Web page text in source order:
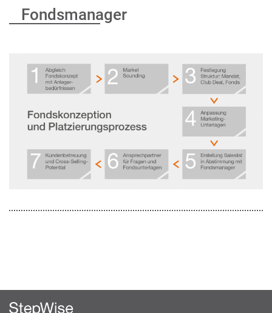
Fondsmanager